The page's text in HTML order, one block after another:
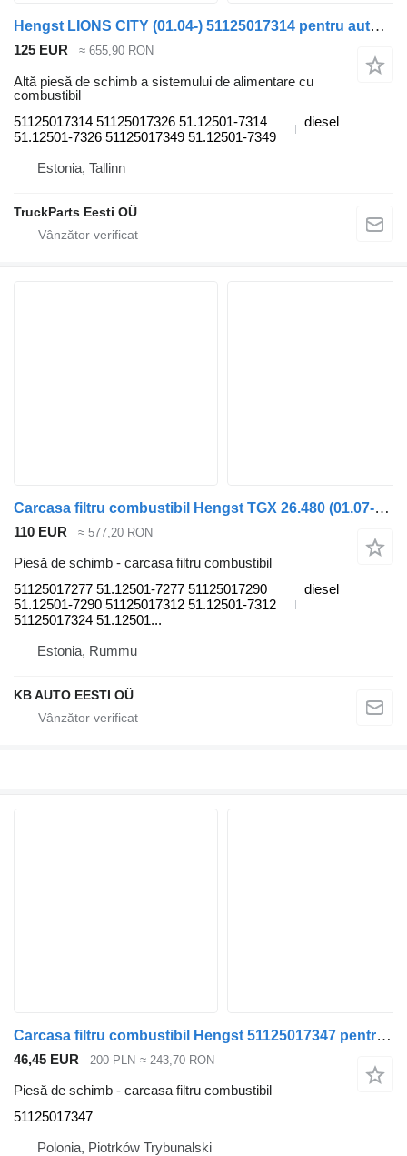
Hengst LIONS CITY (01.04-) 51125017314 pentru autobuz MAN
125 EUR ≈ 655,90 RON
Altă piesă de schimb a sistemului de alimentare cu
combustibil
51125017314 51125017326 51.12501-7314
51.12501-7326 51125017349 51.12501-7349
diesel
Estonia, Tallinn
TruckParts Eesti OÜ
Carcasa filtru combustibil Hengst TGX 26.480 (01.07-) 51125017277 pentru camion MAN TGL, TGM, TGS, TGX (2005-2021)
110 EUR ≈ 577,20 RON
Piesă de schimb - carcasa filtru combustibil
51125017277 51.12501-7277 51125017290
51.12501-7290 51125017312 51.12501-7312
51125017324 51.12501...
diesel
Estonia, Rummu
KB AUTO EESTI OÜ
Carcasa filtru combustibil Hengst 51125017347 pentru camion MAN TGX TGS
46,45 EUR 200 PLN ≈ 243,70 RON
Piesă de schimb - carcasa filtru combustibil
51125017347
Polonia, Piotrków Trybunalski